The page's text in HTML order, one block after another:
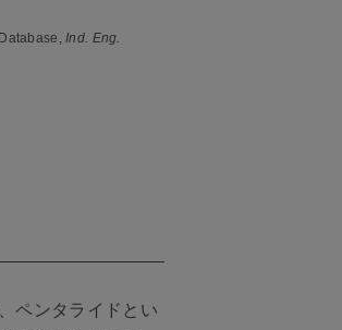
Ind. Eng.
ペンタライドとい